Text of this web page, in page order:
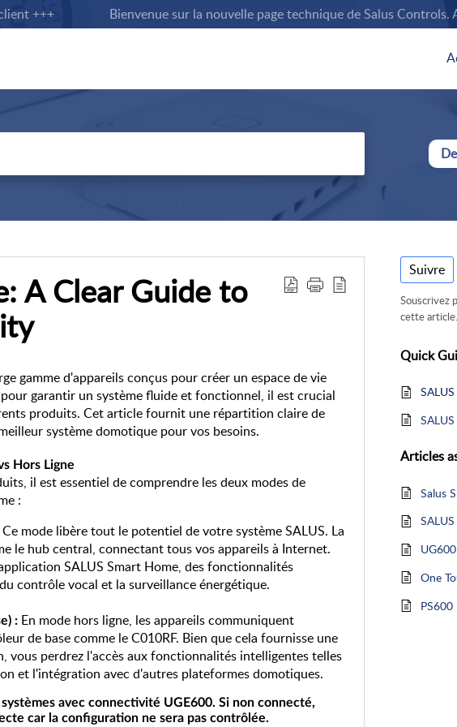
+++ Bienvenue sur la nouvelle page technique de Salus Controls.
A Clear Guide to
gamme d'appareils conçus pour créer un espace de vie
garantir un système fluide et fonctionnel, il est crucial
produits. Cet article fournit une répartition claire de
système domotique pour vos besoins.
Hors Ligne
il est essentiel de comprendre les deux modes de
:
Ce mode libère tout le potentiel de votre système SALUS. La
le hub central, connectant tous vos appareils à Internet.
SALUS Smart Home, des fonctionnalités
contrôle vocal et la surveillance énergétique.
: En mode hors ligne, les appareils communiquent
de base comme le C010RF. Bien que cela fournisse une
vous perdrez l'accès aux fonctionnalités intelligentes telles
et l'intégration avec d'autres plateformes domotiques.
avec connectivité UGE600. Si non connecté,
car la configuration ne sera pas contrôlée.
Suivre
Souscrivez
cette article.
Quick
Articles
Salus
One